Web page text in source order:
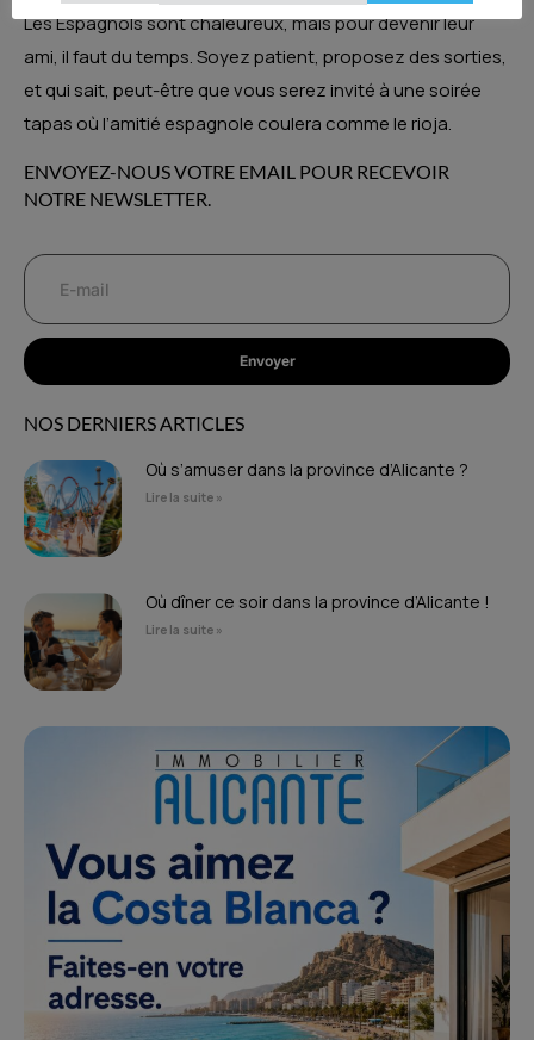
Les Espagnols sont chaleureux, mais pour devenir leur
ami, il faut du temps. Soyez patient, proposez des sorties,
et qui sait, peut-être que vous serez invité à une soirée
tapas où l’amitié espagnole coulera comme le rioja.
ENVOYEZ-NOUS VOTRE EMAIL POUR RECEVOIR
NOTRE NEWSLETTER.
Envoyer
NOS DERNIERS ARTICLES
Où s’amuser dans la province d’Alicante ?
Lire la suite »
Où dîner ce soir dans la province d’Alicante !
Lire la suite »